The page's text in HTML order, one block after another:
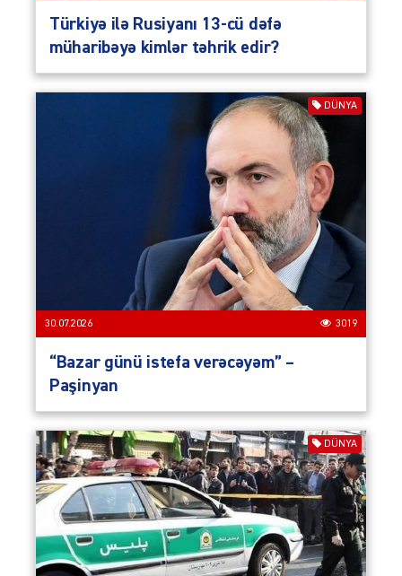
Türkiyə ilə Rusiyanı 13-cü dəfə
müharibəyə kimlər təhrik edir?
DÜNYA
30.07.2026 3019
“Bazar günü istefa verəcəyəm” –
Paşinyan
DÜNYA